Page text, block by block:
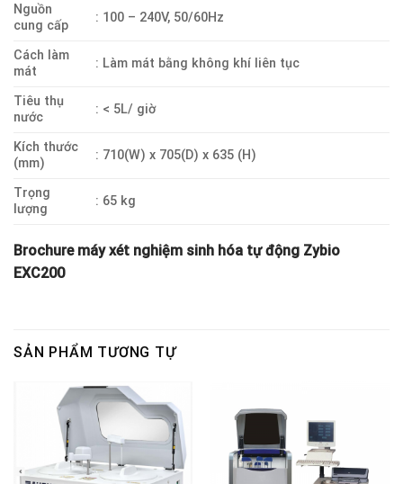
Nguồn
cung cấp
: 100 – 240V, 50/60Hz
Cách làm
mát
: Làm mát bằng không khí liên tục
Tiêu thụ
nước
: < 5L/ giờ
Kích thước
(mm)
: 710(W) x 705(D) x 635 (H)
Trọng
lượng
: 65 kg
Brochure máy xét nghiệm sinh hóa tự động Zybio
EXC200
SẢN PHẨM TƯƠNG TỰ